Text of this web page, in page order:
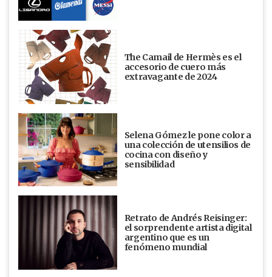
The Camail de Hermès es el
accesorio de cuero más
extravagante de 2024
Selena Gómez le pone color a
una colección de utensilios de
cocina con diseño y
sensibilidad
Retrato de Andrés Reisinger:
el sorprendente artista digital
argentino que es un
fenómeno mundial